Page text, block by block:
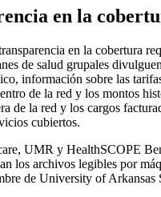
en la
en la cobertura
de salud grupales
información sobre las
de la red y los montos
de la red y los cargos
cubiertos.
UMR y HealthSCOPE
los archivos legibles por
de University of Arkansas